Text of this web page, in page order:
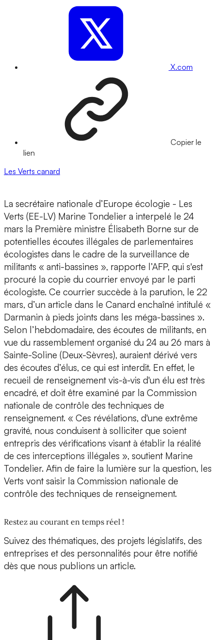
X.com
Copier le
lien
Les Verts canard
La secrétaire nationale d’Europe écologie - Les
Verts (EE-LV) Marine Tondelier a interpelé le 24
mars la Première ministre Élisabeth Borne sur de
potentielles écoutes illégales de parlementaires
écologistes dans le cadre de la surveillance de
militants « anti-bassines », rapporte l’AFP, qui s'est
procuré la copie du courrier envoyé par le parti
écologiste. Ce courrier succède à la parution, le 22
mars, d’un article dans le Canard enchaîné intitulé «
Darmanin à pieds joints dans les méga-bassines ».
Selon l’hebdomadaire, des écoutes de militants, en
vue du rassemblement organisé du 24 au 26 mars à
Sainte-Soline (Deux-Sèvres), auraient dérivé vers
des écoutes d’élus, ce qui est interdit. En effet, le
recueil de renseignement vis-à-vis d'un élu est très
encadré, et doit être examiné par la Commission
nationale de contrôle des techniques de
renseignement. « Ces révélations, d'une extrême
gravité, nous conduisent à solliciter que soient
entrepris des vérifications visant à établir la réalité
de ces interceptions illégales », soutient Marine
Tondelier. Afin de faire la lumière sur la question, les
Verts vont saisir la Commission nationale de
contrôle des techniques de renseignement.
Restez au courant en temps réel !
Suivez des thématiques, des projets législatifs, des
entreprises et des personnalités pour être notifié
dès que nous publions un article.